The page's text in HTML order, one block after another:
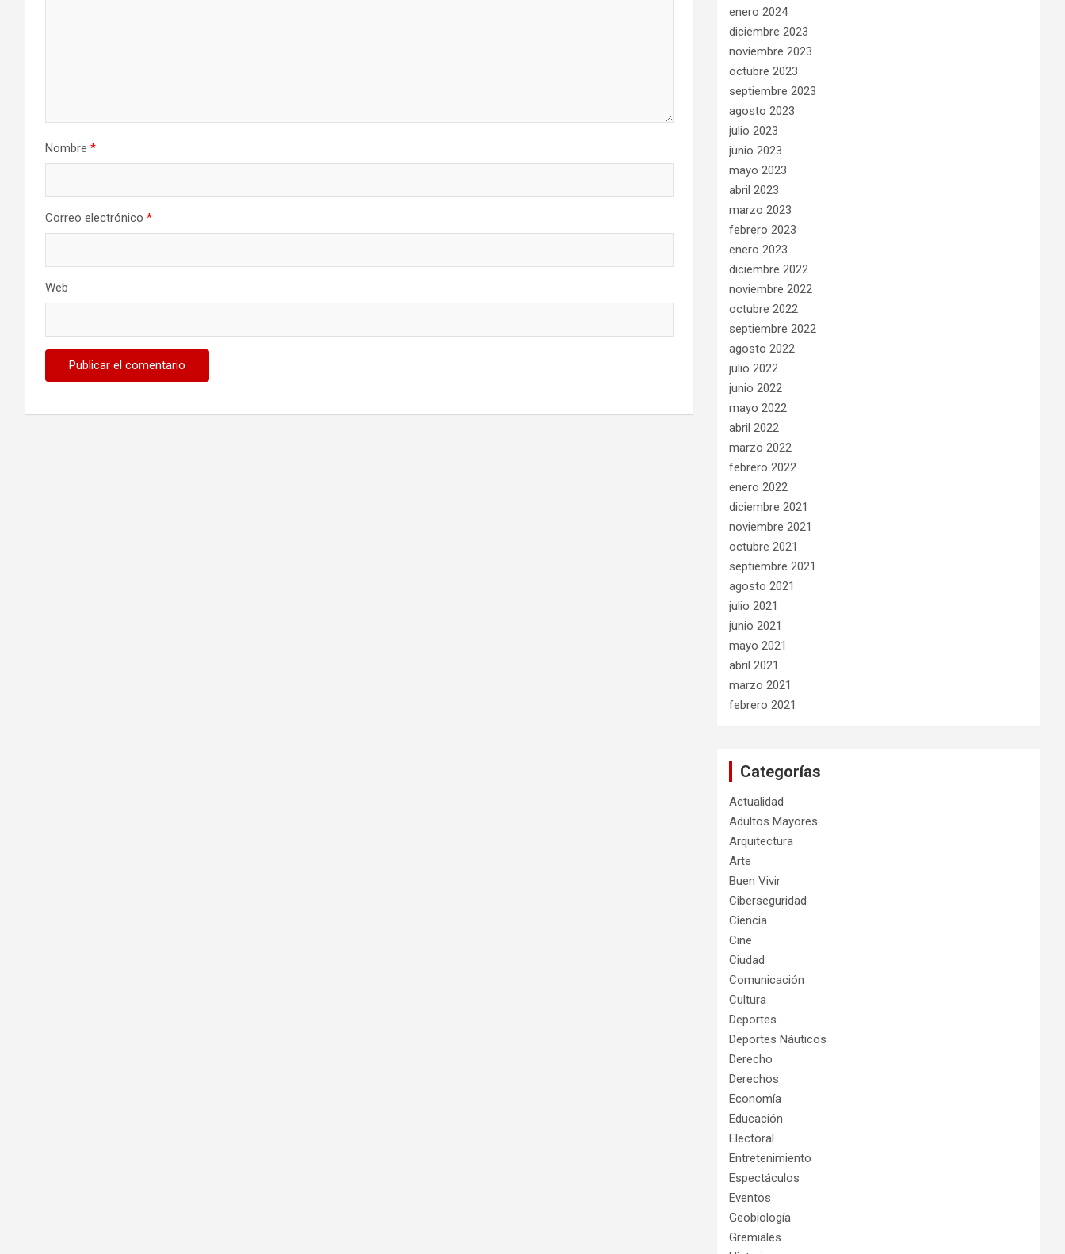
Nombre *
Correo electrónico *
Web
enero 2024
diciembre 2023
noviembre 2023
octubre 2023
septiembre 2023
agosto 2023
julio 2023
junio 2023
mayo 2023
abril 2023
marzo 2023
febrero 2023
enero 2023
diciembre 2022
noviembre 2022
octubre 2022
septiembre 2022
agosto 2022
julio 2022
junio 2022
mayo 2022
abril 2022
marzo 2022
febrero 2022
enero 2022
diciembre 2021
noviembre 2021
octubre 2021
septiembre 2021
agosto 2021
julio 2021
junio 2021
mayo 2021
abril 2021
marzo 2021
febrero 2021
Categorías
Actualidad
Adultos Mayores
Arquitectura
Arte
Buen Vivir
Ciberseguridad
Ciencia
Cine
Ciudad
Comunicación
Cultura
Deportes
Deportes Náuticos
Derecho
Derechos
Economía
Educación
Electoral
Entretenimiento
Espectáculos
Eventos
Geobiología
Gremiales